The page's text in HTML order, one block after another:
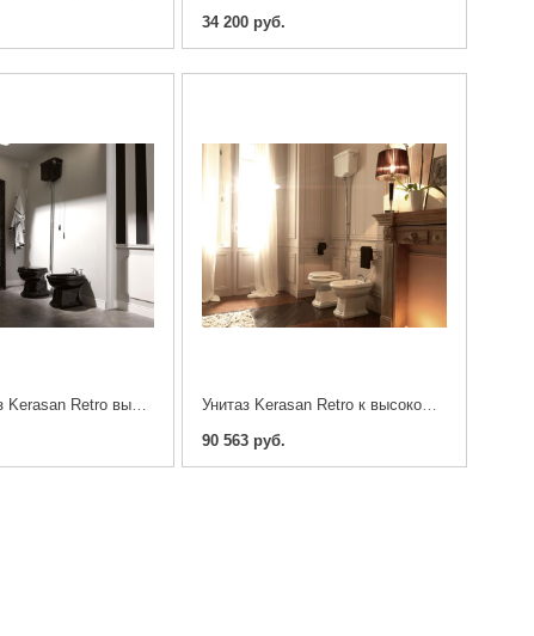
34 200 руб.
Ретро унитаз Kerasan Retro высокий бачок черный хром
Унитаз Kerasan Retro к высокому бачку, хром,бронза,золото
90 563 руб.